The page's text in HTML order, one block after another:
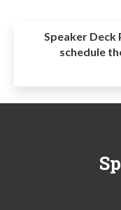
Speaker Deck
schedule